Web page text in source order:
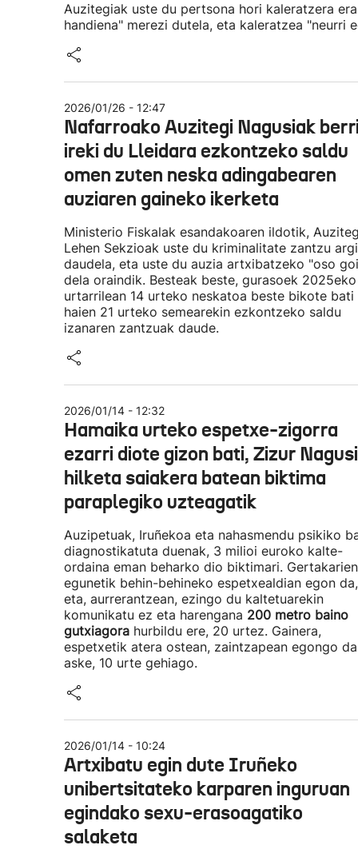
Auzitegiak uste du pertsona hori kaleratzera
handiena" merezi dutela, eta kaleratzea "neurri
2026/01/26 - 12:47
Nafarroako Auzitegi Nagusiak
ireki du Lleidara ezkontzeko saldu
omen zuten neska adingabearen
auziaren gaineko ikerketa
Ministerio Fiskalak esandakoaren ildotik,
Lehen Sekzioak uste du kriminalitate zantzu
daudela, eta uste du auzia artxibatzeko "oso
dela oraindik. Besteak beste, gurasoek 2025eko
urtarrilean 14 urteko neskatoa beste bikote bati
haien 21 urteko semearekin ezkontzeko saldu
izanaren zantzuak daude.
2026/01/14 - 12:32
Hamaika urteko espetxe-zigorra
ezarri diote gizon bati, Zizur
hilketa saiakera batean biktima
paraplegiko uzteagatik
Auzipetuak, Iruñekoa eta nahasmendu psikiko
diagnostikatuta duenak, 3 milioi euroko kalte-
ordaina eman beharko dio biktimari. Gertakarien
egunetik behin-behineko espetxealdian egon da,
eta, aurrerantzean, ezingo du kaltetuarekin
komunikatu ez eta harengana 200 metro baino
gutxiagora hurbildu ere, 20 urtez. Gainera,
espetxetik atera ostean, zaintzapean egongo
aske, 10 urte gehiago.
2026/01/14 - 10:24
Artxibatu egin dute Iruñeko
unibertsitateko karparen inguruan
egindako sexu-erasoagatiko
salaketa